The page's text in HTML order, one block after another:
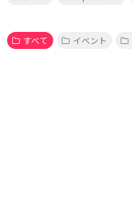
すべて
イベント